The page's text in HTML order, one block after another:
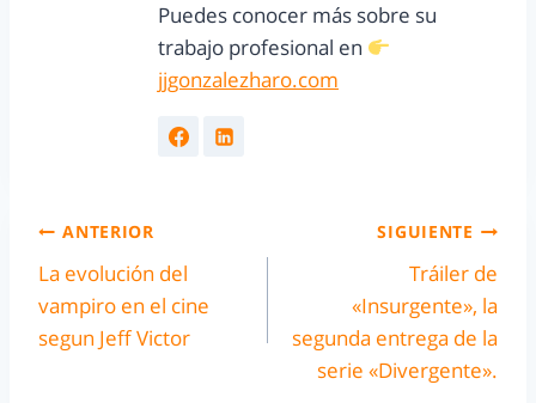
Puedes conocer más sobre su
trabajo profesional en
jjgonzalezharo.com
ANTERIOR
La evolución del
vampiro en el cine
segun Jeff Victor
SIGUIENTE
Tráiler de
«Insurgente», la
segunda entrega de la
serie «Divergente».